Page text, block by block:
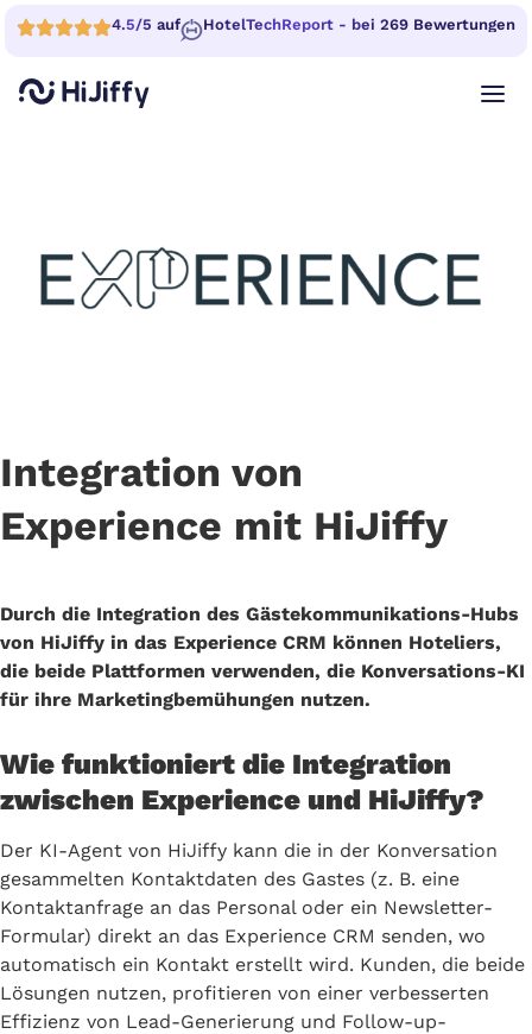
4.5/5 auf HotelTechReport - bei 269 Bewertungen
Integration von
Experience mit HiJiffy
Durch die Integration des Gästekommunikations-Hubs
von HiJiffy in das Experience CRM können Hoteliers,
die beide Plattformen verwenden, die Konversations-KI
für ihre Marketingbemühungen nutzen.
Wie funktioniert die Integration
zwischen Experience und HiJiffy?
Der KI-Agent von HiJiffy kann die in der Konversation
gesammelten Kontaktdaten des Gastes (z. B. eine
Kontaktanfrage an das Personal oder ein Newsletter-
Formular) direkt an das Experience CRM senden, wo
automatisch ein Kontakt erstellt wird. Kunden, die beide
Lösungen nutzen, profitieren von einer verbesserten
Effizienz von Lead-Generierung und Follow-up-